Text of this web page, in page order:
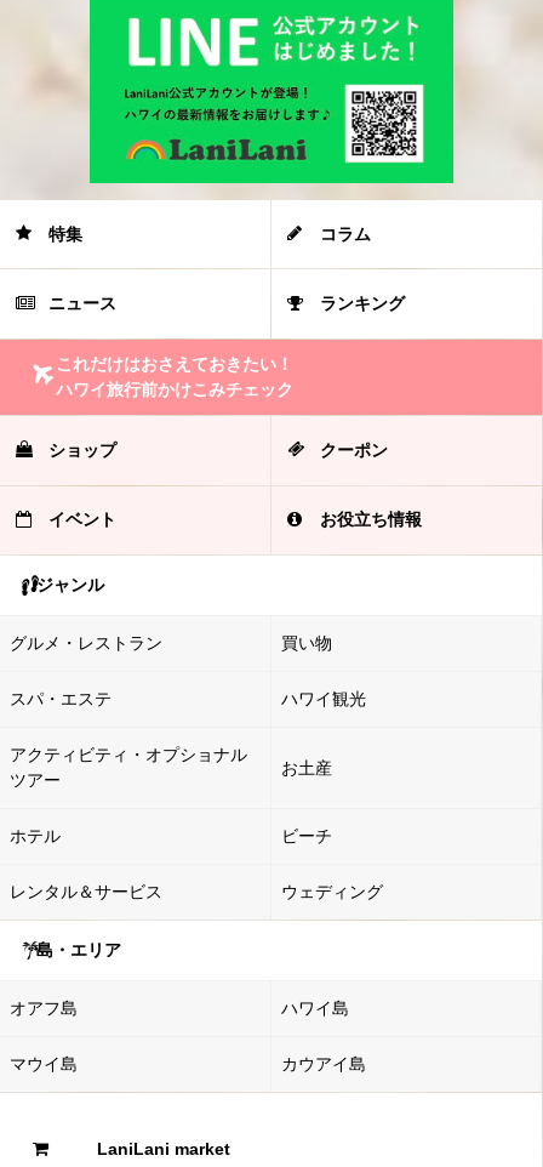
特集 コラム
ニュース ランキング
これだけはおさえておきたい！
ハワイ旅行前かけこみチェック
ショップ クーポン
イベント お役立ち情報
ジャンル
グルメ・レストラン 買い物
スパ・エステ ハワイ観光
アクティビティ・オプショナル
ツアー
お土産
ホテル ビーチ
レンタル＆サービス ウェディング
島・エリア
オアフ島 ハワイ島
マウイ島 カウアイ島
LaniLani market